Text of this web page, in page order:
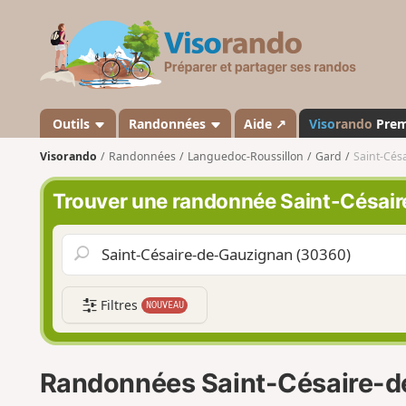
s
a
n
d
o
Outils Randonnées Aide ↗ Visorando
Visorando Randonnées Languedoc-Roussillon Gard Saint-
Trouver une randonnée Saint-
Filtres NOUVEAU
Randonnées Saint-Césaire-